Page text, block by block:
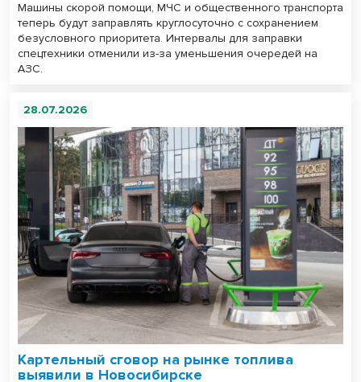
Машины скорой помощи, МЧС и общественного транспорта
теперь будут заправлять круглосуточно с сохранением
безусловного приоритета. Интервалы для заправки
спецтехники отменили из-за уменьшения очередей на
АЗС.
28.07.2026
Картельный сговор на рынке топлива
выявили в Новосибирске